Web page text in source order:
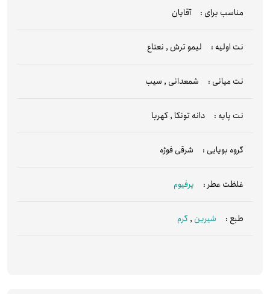
مناسب برای : آقایان
نت اولیه : لیمو ترش , نعناع
نت میانی : شمعدانی , سیب
نت پایه : دانه تونکا , کهربا
گروه بویایی : شرقی فوژه
غلظت عطر : پرفیوم
طبع : شیرین , گرم